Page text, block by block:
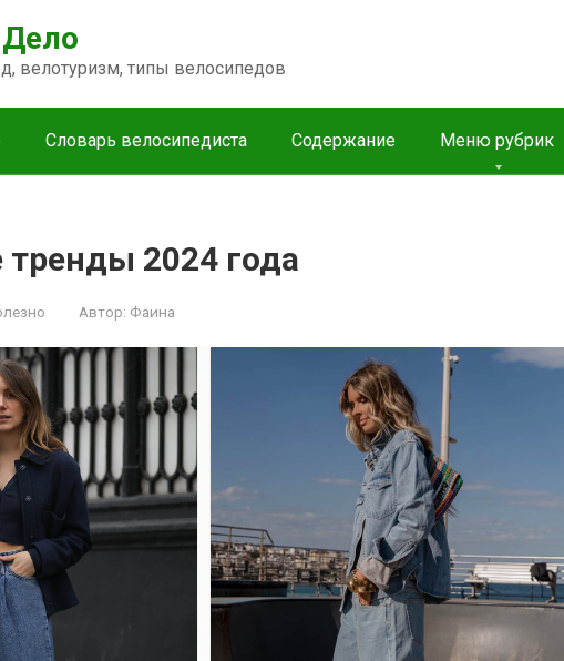
велотуризм, типы велосипедов
Словарь велосипедиста Содержание Меню рубрик
2024 года
Автор: Фаина